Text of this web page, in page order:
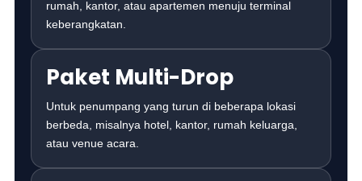
rumah, kantor, atau apartemen menuju terminal
keberangkatan.
Paket Multi-Drop
Untuk penumpang yang turun di beberapa lokasi
berbeda, misalnya hotel, kantor, rumah keluarga,
atau venue acara.